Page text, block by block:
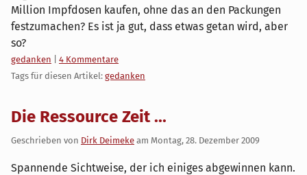
Million Impfdosen kaufen, ohne das an den Packungen
festzumachen? Es ist ja gut, dass etwas getan wird, aber
so?
Kategorien:
gedanken
4 Kommentare
Tags für diesen Artikel: gedanken
Die Ressource Zeit ...
Geschrieben von Dirk Deimeke am Montag, 28. Dezember 2009
Spannende Sichtweise, der ich einiges abgewinnen kann.